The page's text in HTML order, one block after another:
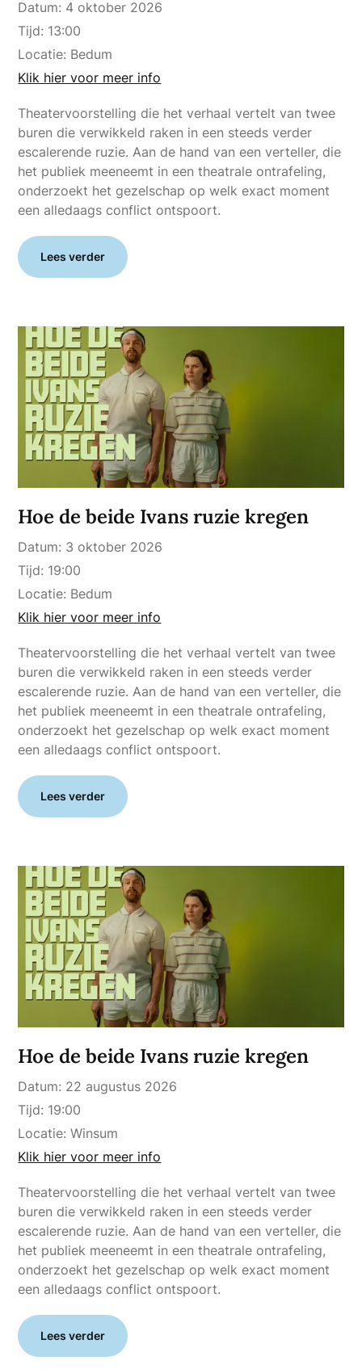
Datum: 4 oktober 2026
Tijd: 13:00
Locatie: Bedum
Klik hier voor meer info
Theatervoorstelling die het verhaal vertelt van twee
buren die verwikkeld raken in een steeds verder
escalerende ruzie. Aan de hand van een verteller, die
het publiek meeneemt in een theatrale ontrafeling,
onderzoekt het gezelschap op welk exact moment
een alledaags conflict ontspoort.
Lees verder
Hoe de beide Ivans ruzie kregen
Datum: 3 oktober 2026
Tijd: 19:00
Locatie: Bedum
Klik hier voor meer info
Theatervoorstelling die het verhaal vertelt van twee
buren die verwikkeld raken in een steeds verder
escalerende ruzie. Aan de hand van een verteller, die
het publiek meeneemt in een theatrale ontrafeling,
onderzoekt het gezelschap op welk exact moment
een alledaags conflict ontspoort.
Lees verder
Hoe de beide Ivans ruzie kregen
Datum: 22 augustus 2026
Tijd: 19:00
Locatie:Winsum
Klik hier voor meer info
Theatervoorstelling die het verhaal vertelt van twee
buren die verwikkeld raken in een steeds verder
escalerende ruzie. Aan de hand van een verteller, die
het publiek meeneemt in een theatrale ontrafeling,
onderzoekt het gezelschap op welk exact moment
een alledaags conflict ontspoort.
Lees verder